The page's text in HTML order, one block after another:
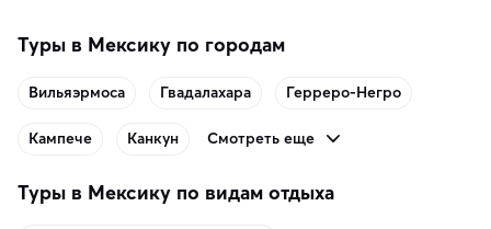
Туры в Мексику по городам
Вильяэрмоса Гвадалахара Герреро-Негро
Кампече Канкун Смотреть еще
Туры в Мексику по видам отдыха